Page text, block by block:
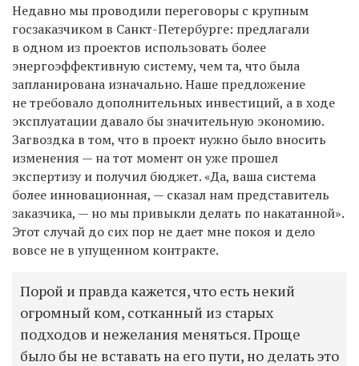
Недавно мы проводили переговоры с крупным
госзаказчиком в Санкт-Петербурге: предлагали
в одном из проектов использовать более
энергоэффективную систему, чем та, что была
запланирована изначально. Наше предложение
не требовало дополнительных инвестиций, а в ходе
эксплуатации давало бы значительную экономию.
Загвоздка в том, что в проект нужно было вносить
изменения — на тот момент он уже прошел
экспертизу и получил бюджет. «Да, ваша система
более инновационная, — сказал нам представитель
заказчика, — но мы привыкли делать по накатанной».
Этот случай до сих пор не дает мне покоя и дело
вовсе не в упущенном контракте.
Порой и правда кажется, что есть некий
огромный ком, сотканный из старых
подходов и нежелания меняться. Проще
было бы не вставать на его пути, но делать это